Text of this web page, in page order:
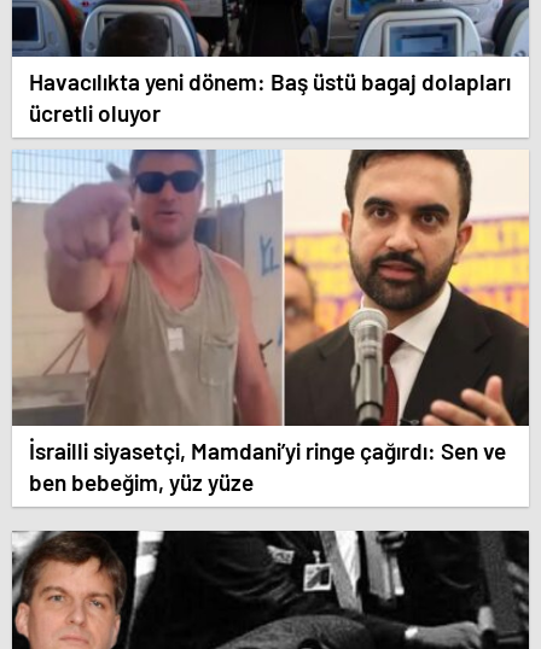
Havacılıkta yeni dönem: Baş üstü bagaj dolapları
ücretli oluyor
İsrailli siyasetçi, Mamdani’yi ringe çağırdı: Sen ve
ben bebeğim, yüz yüze